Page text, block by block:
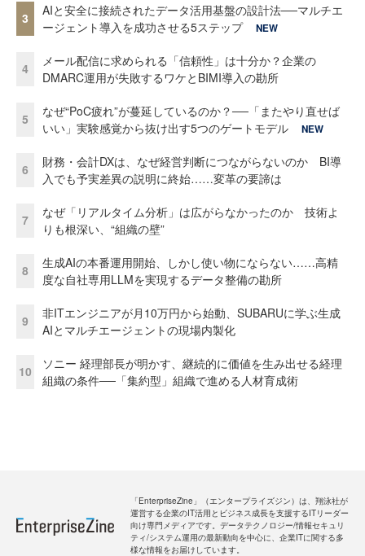
3
AIと安全に接続されたデータ活用基盤の設計法──マルチエ
ージェント導入を成功させる5ステップ
NEW
4
メール配信に求められる「信頼性」は十分か？企業の
DMARC運用が失敗するワケとBIMI導入の勘所
5
なぜ“PoC疲れ”が蔓延しているのか？──「またやり直せば
いい」実験感覚から抜け出す5つのゲートモデル
NEW
6
財務・会計DXは、なぜ経営判断につながらないのか BI導
入でも予実差異の説明に終始……変革の要諦は
7
なぜ「リアルタイム分析」は広がらなかったのか 技術よ
りも根深い、“組織の壁”
8
生成AIの本番運用開始、しかし使い物にならない……高精
度な自社専用LLMを実現するデータ整備の勘所
9
非ITエンジニアが月10万円から始動、SUBARUに学ぶ生成
AIとマルチエージェントの現場内製化
10
ソニー 経理部長が明かす、継続的に価値を生み出せる経理
組織の条件──「集約型」組織で進める人材育成術
「EnterpriseZine」（エンタープライズジン）は、翔泳社が
運営する企業のIT活用とビジネス成長を支援するITリーダー
向け専門メディアです。データテクノロジー/情報セキュリ
ティ/システム運用の最新動向を中心に、企業ITに関する多
様な情報をお届けしています。